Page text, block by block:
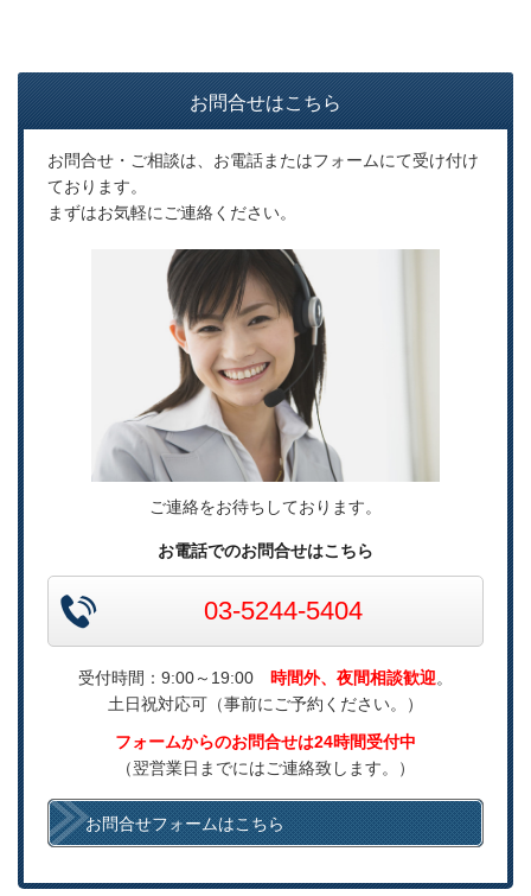
お問合せはこちら
お問合せ・ご相談は、お電話またはフォームにて受け付け
ております。
まずはお気軽にご連絡ください。
ご連絡をお待ちしております。
お電話でのお問合せはこちら
03-5244-5404
受付時間：9:00～19:00 時間外、夜間相談歓迎。
土日祝対応可 （事前にご予約ください。）
フォームからのお問合せは24時間受付中
（翌営業日までにはご連絡致します。）
お問合せフォームはこちら